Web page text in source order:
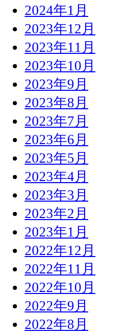
2024年1月
2023年12月
2023年11月
2023年10月
2023年9月
2023年8月
2023年7月
2023年6月
2023年5月
2023年4月
2023年3月
2023年2月
2023年1月
2022年12月
2022年11月
2022年10月
2022年9月
2022年8月